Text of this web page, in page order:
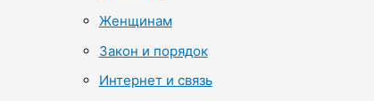
Женщинам
Закон и порядок
Интернет и связь